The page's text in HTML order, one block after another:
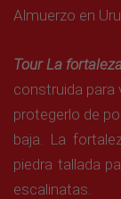
Almuerzo en
Tour La
construida para
protegerlo de
baja. La
piedra tallada
escalinatas.